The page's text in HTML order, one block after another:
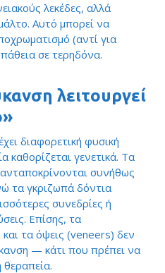
λεκέδες, αλλά
Αυτό μπορεί να
(αντί για
σε τερηδόνα.
λειτουργεί
διαφορετική φυσική
γενετικά. Τα
συνήθως
τα γκριζωπά δόντια
συνεδρίες ή
Επίσης, τα
τα όψεις (veneers) δεν
— κάτι που πρέπει να